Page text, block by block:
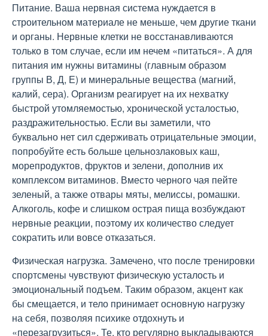
Питание. Ваша нервная система нуждается в
строительном материале не меньше, чем другие ткани
и органы. Нервные клетки не восстанавливаются
только в том случае, если им нечем «питаться». А для
питания им нужны витамины (главным образом
группы В, Д, Е) и минеральные вещества (магний,
калий, сера). Организм реагирует на их нехватку
быстрой утомляемостью, хронической усталостью,
раздражительностью. Если вы заметили, что
буквально нет сил сдерживать отрицательные эмоции,
попробуйте есть больше цельнозлаковых каш,
морепродуктов, фруктов и зелени, дополнив их
комплексом витаминов. Вместо черного чая пейте
зеленый, а также отвары мяты, мелиссы, ромашки.
Алкоголь, кофе и слишком острая пища возбуждают
нервные реакции, поэтому их количество следует
сократить или вовсе отказаться.
Физическая нагрузка. Замечено, что после тренировки
спортсмены чувствуют физическую усталость и
эмоциональный подъем. Таким образом, акцент как
бы смещается, и тело принимает основную нагрузку
на себя, позволяя психике отдохнуть и
«перезагрузиться». Те, кто регулярно выкладываются